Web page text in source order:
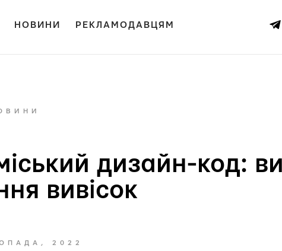
НОВИНИ РЕКЛАМОДАВЦЯМ
дизайн-код:
вивісок
2022